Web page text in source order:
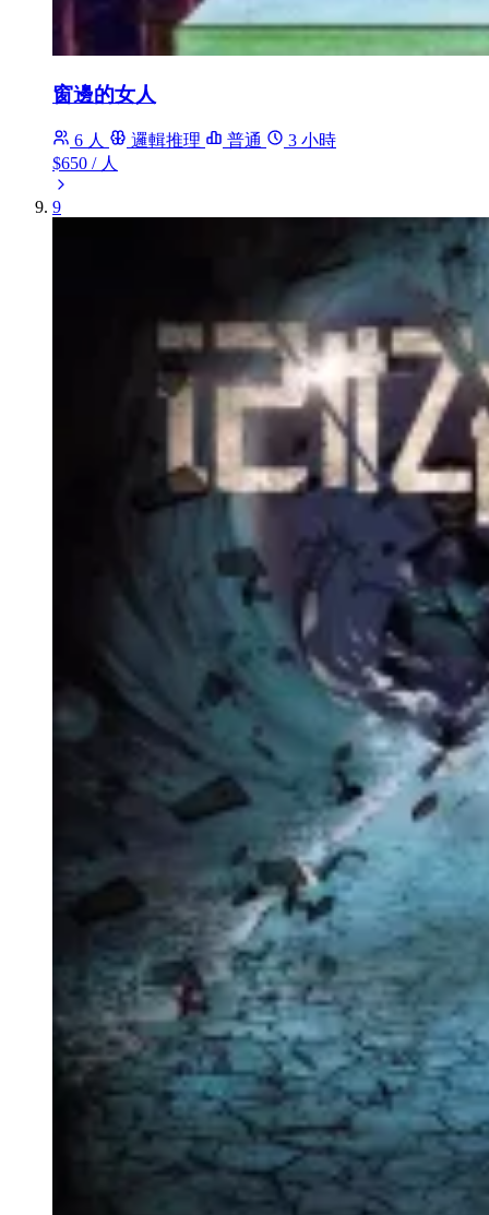
窗邊的女人
6 人 邏輯推理 普通
3 小時
$650 / 人
9